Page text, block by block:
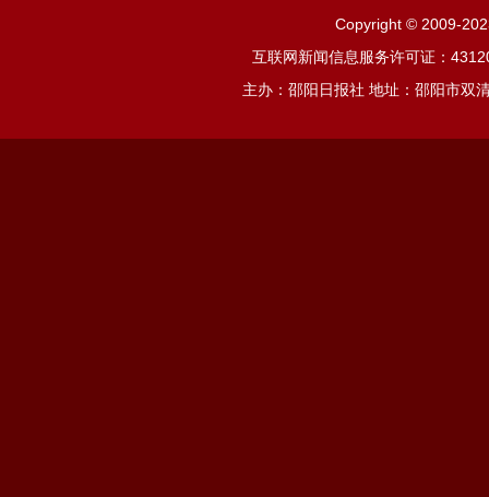
Copyright © 2009-
互联网新闻信息服务许可证：
主办：邵阳日报社 地址：邵阳市双